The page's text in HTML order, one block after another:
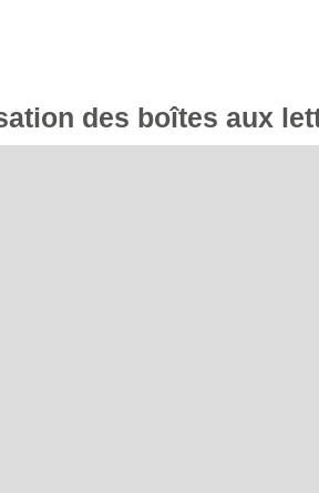
des boîtes aux